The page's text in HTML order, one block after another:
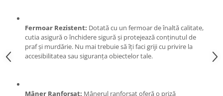
Blendere
Ceaune
Dozatoare
Fete de masa
Friteuze
ceramice
Accesorii placi ceramice
Carabine, vartejuri, belciuge
Clesti si truse de sertizare
Foarfeci constructii
Fermoar Rezistent: Dotată cu un fermoar de înaltă calitate,
cutia asigură o închidere sigură și protejează conținutul de
praf și murdărie. Nu mai trebuie să îți faci griji cu privire la
accesibilitatea sau siguranța obiectelor tale.
Mâner Ranforsat: Mânerul ranforsat oferă o priză